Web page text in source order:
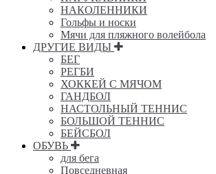
НАКОЛЕННИКИ
Гольфы и носки
Мячи для пляжного волейбола
ДРУГИЕ ВИДЫ
БЕГ
РЕГБИ
ХОККЕЙ С МЯЧОМ
ГАНДБОЛ
НАСТОЛЬНЫЙ ТЕННИС
БОЛЬШОЙ ТЕННИС
БЕЙСБОЛ
ОБУВЬ
для бега
Повседневная